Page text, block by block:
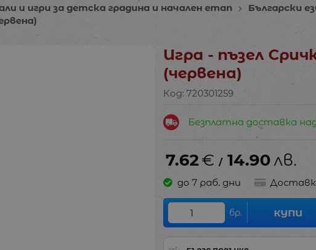
и игри за детска градина и начален етап
Български
Игра - пъзел
(червена)
Код: 720301259
Безплатна доставка
7.62€ / 14.90лв.
до 7 раб. дни
бр. КУПИ